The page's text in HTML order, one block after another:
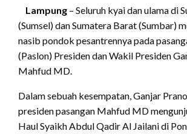
Lampung – Seluruh kyai dan ulama di
(Sumsel) dan Sumatera Barat (Sumbar)
nasib pondok pesantrennya pada
(Paslon) Presiden dan Wakil Presiden
Mahfud MD.
Dalam sebuah kesempatan, Ganjar
presiden pasangan Mahfud MD
Haul Syaikh Abdul Qadir Al Jailani di